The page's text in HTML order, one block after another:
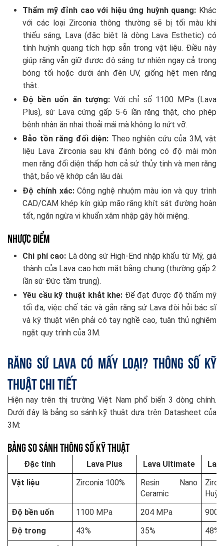
Thẩm mỹ đỉnh cao với hiệu ứng huỳnh quang: Khác
với các loại Zirconia thông thường sẽ bị tối màu khi
thiếu sáng, Lava (đặc biệt là dòng Lava Esthetic) có
tính huỳnh quang tích hợp sẵn trong vật liệu. Điều này
giúp răng vẫn giữ được độ sáng tự nhiên ngay cả trong
bóng tối hoặc dưới ánh đèn UV, giống hệt men răng
thật.
Độ bền uốn ấn tượng: Với chỉ số 1100 MPa (Lava
Plus), sứ Lava cứng gấp 5-6 lần răng thật, cho phép
bệnh nhân ăn nhai thoải mái mà không lo nứt vỡ.
Bảo tồn răng đối diện: Theo nghiên cứu của 3M, vật
liệu Lava Zirconia sau khi đánh bóng có độ mài mòn
men răng đối diện thấp hơn cả sứ thủy tinh và men răng
thật, bảo vệ khớp cắn lâu dài.
Độ chính xác:Công nghệ nhuộm màu ion và quy trình
CAD/CAM khép kín giúp mão răng khít sát đường hoàn
tất, ngăn ngừa vi khuẩn xâm nhập gây hôi miệng.
Nhược điểm
Chi phí cao: Là dòng sứ High-End nhập khẩu từ Mỹ, giá
thành của Lava cao hơn mặt bằng chung (thường gấp 2
lần sứ Đức tầm trung).
Yêu cầu kỹ thuật khắt khe: Để đạt được độ thẩm mỹ
tối đa, việc chế tác và gắn răng sứ Lava đòi hỏi bác sĩ
và kỹ thuật viên phải có tay nghề cao, tuân thủ nghiêm
ngặt quy trình của 3M.
Răng sứ Lava có mấy loại? Thông số kỹ
thuật chi tiết
Hiện nay trên thị trường Việt Nam phổ biến 3 dòng chính.
Dưới đây là bảng so sánh kỹ thuật dựa trên Datasheet của
3M:
Bảng So Sánh Thông Số Kỹ Thuật
Đặc tính Lava Plus Lava Ultimate
Vật liệu
Zirconia 100%
Resin Nano
Ceramic
Độ bền uốn
1100 MPa 204 MPa
900
Độ trong
43% 35%
48%